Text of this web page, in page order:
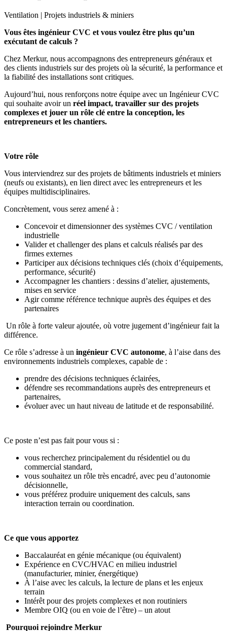
Ventilation | Projets industriels & miniers
Vous êtes ingénieur CVC et vous voulez être plus qu’un
exécutant de calculs ?
Chez Merkur, nous accompagnons des entrepreneurs généraux et
des clients industriels sur des projets où la sécurité, la performance et
la fiabilité des installations sont critiques.
Aujourd’hui, nous renforçons notre équipe avec un Ingénieur CVC
qui souhaite avoir un réel impact, travailler sur des projets
complexes et jouer un rôle clé entre la conception, les
entrepreneurs et les chantiers.
Votre rôle
Vous interviendrez sur des projets de bâtiments industriels et miniers
(neufs ou existants), en lien direct avec les entrepreneurs et les
équipes multidisciplinaires.
Concrètement, vous serez amené à :
Concevoir et dimensionner des systèmes CVC / ventilation
industrielle
Valider et challenger des plans et calculs réalisés par des
firmes externes
Participer aux décisions techniques clés (choix d’équipements,
performance, sécurité)
Accompagner les chantiers : dessins d’atelier, ajustements,
mises en service
Agir comme référence technique auprès des équipes et des
partenaires
Un rôle à forte valeur ajoutée, où votre jugement d’ingénieur fait la
différence.
Ce rôle s’adresse à un ingénieur CVC autonome, à l’aise dans des
environnements industriels complexes, capable de :
prendre des décisions techniques éclairées,
défendre ses recommandations auprès des entrepreneurs et
partenaires,
évoluer avec un haut niveau de latitude et de responsabilité.
Ce poste n’est pas fait pour vous si :
vous recherchez principalement du résidentiel ou du
commercial standard,
vous souhaitez un rôle très encadré, avec peu d’autonomie
décisionnelle,
vous préférez produire uniquement des calculs, sans
interaction terrain ou coordination.
Ce que vous apportez
Baccalauréat en génie mécanique (ou équivalent)
Expérience en CVC/HVAC en milieu industriel
(manufacturier, minier, énergétique)
À l’aise avec les calculs, la lecture de plans et les enjeux
terrain
Intérêt pour des projets complexes et non routiniers
Membre OIQ (ou en voie de l’être) – un atout
Pourquoi rejoindre Merkur